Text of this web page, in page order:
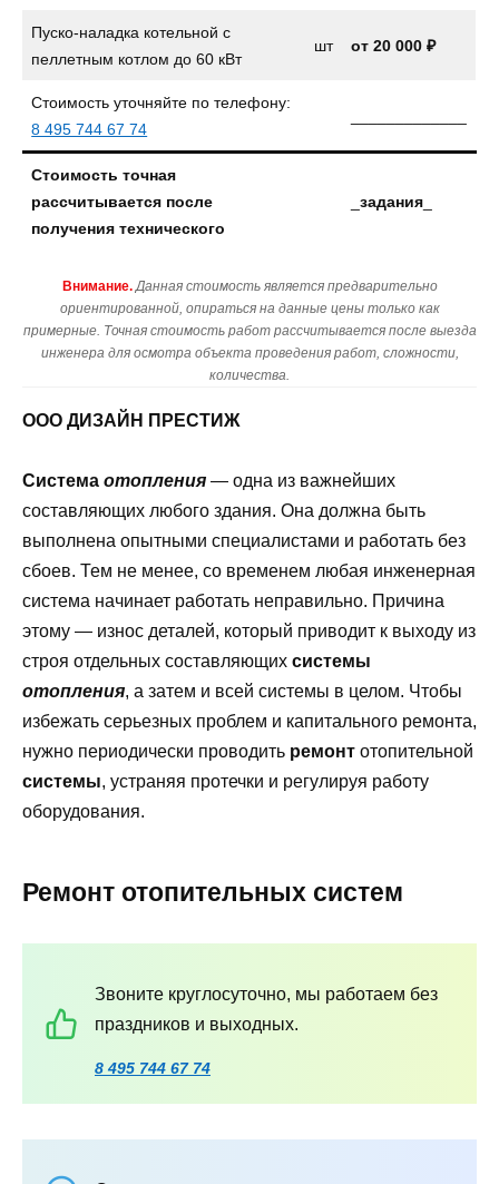
Пуско-наладка котельной с
пеллетным котлом до 60 кВт
шт от 20 000 ₽
Стоимость уточняйте по телефону:
8 495 744 67 74
Стоимость точная
рассчитывается после
получения технического
_задания
Внимание. Данная стоимость является предварительно
ориентированной, опираться на данные цены только как
примерные. Точная стоимость работ рассчитывается после выезда
инженера для осмотра объекта проведения работ, сложности,
количества.
ООО ДИЗАЙН ПРЕСТИЖ
Система отопления — одна из важнейших
составляющих любого здания. Она должна быть
выполнена опытными специалистами и работать без
сбоев. Тем не менее, со временем любая инженерная
система начинает работать неправильно. Причина
этому — износ деталей, который приводит к выходу из
строя отдельных составляющих системы
отопления, а затем и всей системы в целом. Чтобы
избежать серьезных проблем и капитального ремонта,
нужно периодически проводить ремонт отопительной
системы, устраняя протечки и регулируя работу
оборудования.
Ремонт отопительных систем
Звоните круглосуточно, мы работаем без
праздников и выходных.
8 495 744 67 74